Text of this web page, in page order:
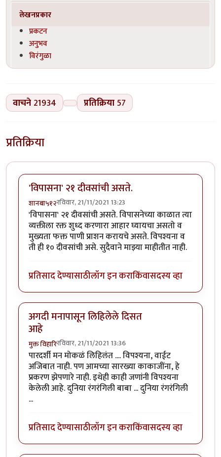
लेखनप्रकार
प्रकटन
अनुभव
विरंगुळा
वाचने 21934 प्रतिक्रिया57
प्रतिक्रिया
'विपासना' २१ दीवसांची असते.
शानबा५१२रविवार, 21/11/2021 13:23
'विपासना' २१ दीवसांची असते. विपासनेच्या काळात त्या
व्यक्तीला रक्त शुध्द करणारा आहार घ्यायचा असतो व
मुख्यता फक्त पाणी प्राशन करायचे असते. विपश्यना व
ती ही १० दीवसांची असे. सुदैवाने माझ्या माहीतीत नाही.
प्रतिसाद देण्यासाठीलॉग इन कराकिंवासदस्य व्हा
अगदी मनापासून लिहिलेले दिसत
आहे
मुक्त विहारिरविवार, 21/11/2021 13:36
पारदर्शी मन मोकळं लिहिलंत .... विपश्यना, वाईट
अजिबात नाही. पण आमच्या सारख्या काकाजींना, हे
प्रकरण झेपणारे नाही. इथेही काही जणांनी विपश्यना
केलेली आहे. दुनिया रंगरंगिली बाबा ... दुनिया रंगरंगिली
...
प्रतिसाद देण्यासाठीलॉग इन कराकिंवासदस्य व्हा